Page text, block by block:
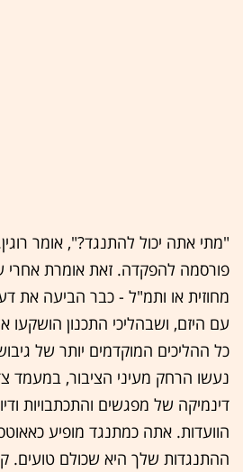
"מתי אתה יכול להתנגד?", אומר
פורסמה להפקדה. זאת אומרת אחרי
מחוזית או ותמ"ל - כבר הביעה את
עם היזם, ושבהליכי התכנון
כל ההליכים המוקדמים יותר של
נעשו הרחק מעיני הציבור, במעמד
דינמיקה של מפגשים והתכתבויות
הוועדות. אתה כמתנגד מופיע
ההתנגדות שלך היא שכולם טועים.